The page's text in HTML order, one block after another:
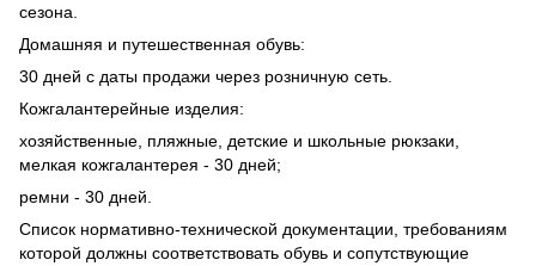
сезона.
Домашняя и путешественная обувь:
30 дней с даты продажи через розничную сеть.
Кожгалантерейные изделия:
хозяйственные, пляжные, детские и школьные рюкзаки,
мелкая кожгалантерея - 30 дней;
ремни - 30 дней.
Список нормативно-технической документации, требованиям
которой должны соответствовать обувь и сопутствующие